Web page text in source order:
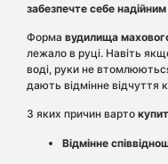
забезпечте себе
Форма вудилища
лежало в руці. Навіть
воді, руки не
дають відмінне відчуття
З яких причин варто
Відмінне